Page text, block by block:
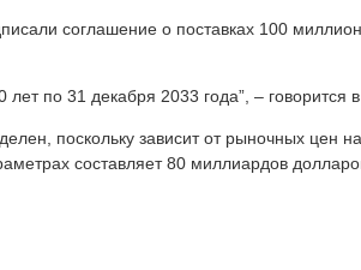
соглашение о поставках 100
по 31 декабря 2033 года”, – говорится
поскольку зависит от рыночных цен
составляет 80 миллиардов